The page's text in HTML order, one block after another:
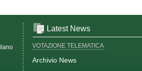
Latest News
VOTAZIONE TELEMATICA
Archivio News